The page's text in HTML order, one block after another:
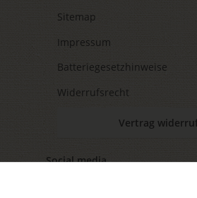
Sitemap
Impressum
Batteriegesetzhinweise
Widerrufsrecht
Vertrag
Social media